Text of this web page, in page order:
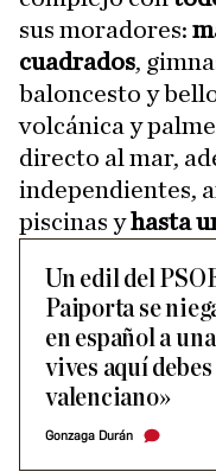
sus moradores:
cuadrados,
baloncesto y
volcánica y
directo al mar,
independientes,
piscinas yhasta
Un edil del
Paiporta se
en español a
vives aquí
valenciano»
Gonzaga Durán